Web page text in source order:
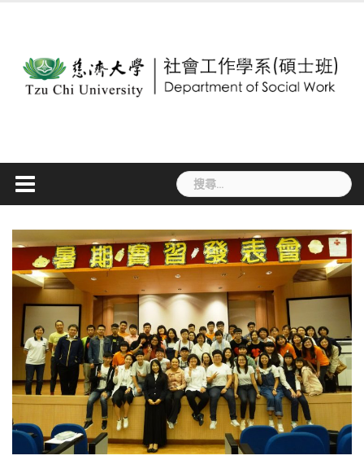
搜
尋
鍵
字: